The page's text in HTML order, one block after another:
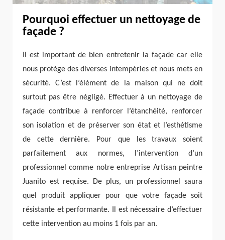
Pourquoi effectuer un nettoyage de
façade ?
Il est important de bien entretenir la façade car elle
nous protège des diverses intempéries et nous mets en
sécurité. C’est l’élément de la maison qui ne doit
surtout pas être négligé. Effectuer à un nettoyage de
façade contribue à renforcer l’étanchéité, renforcer
son isolation et de préserver son état et l’esthétisme
de cette dernière. Pour que les travaux soient
parfaitement aux normes, l’intervention d’un
professionnel comme notre entreprise Artisan peintre
Juanito est requise. De plus, un professionnel saura
quel produit appliquer pour que votre façade soit
résistante et performante. Il est nécessaire d’effectuer
cette intervention au moins 1 fois par an.